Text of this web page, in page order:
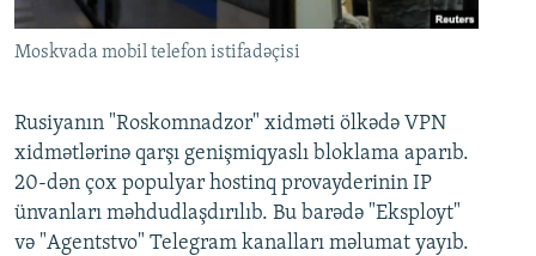
Moskvada mobil telefon istifadəçisi
Rusiyanın "Roskomnadzor" xidməti ölkədə VPN
xidmətlərinə qarşı genişmiqyaslı bloklama aparıb.
20-dən çox populyar hostinq provayderinin IP
ünvanları məhdudlaşdırılıb. Bu barədə "Eksployt"
və "Agentstvo" Telegram kanalları məlumat yayıb.